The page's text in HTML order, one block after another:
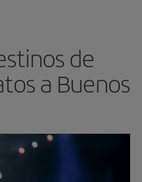
de
a Buenos